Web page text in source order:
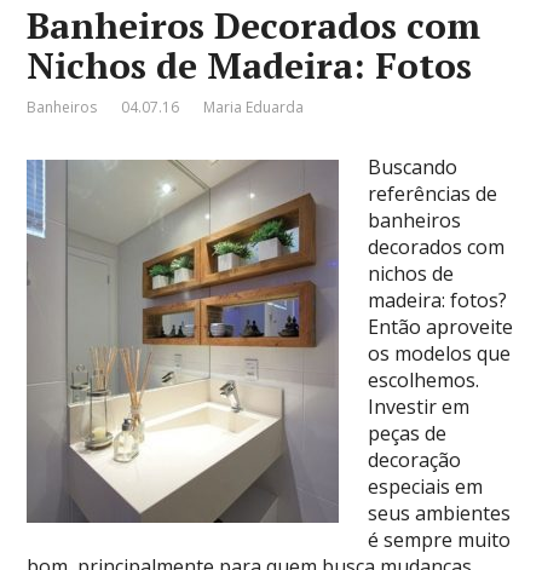
Banheiros Decorados com
Nichos de Madeira: Fotos
Banheiros 04.07.16 Maria Eduarda
Buscando
referências de
banheiros
decorados com
nichos de
madeira: fotos?
Então aproveite
os modelos que
escolhemos.
Investir em
peças de
decoração
especiais em
seus ambientes
é sempre muito